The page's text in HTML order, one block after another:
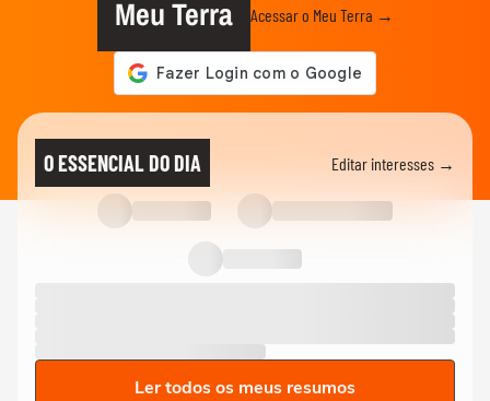
Meu Terra Acessar o Meu Terra →
O ESSENCIAL DO DIA Editar interesses →
Ler todos os meus resumos